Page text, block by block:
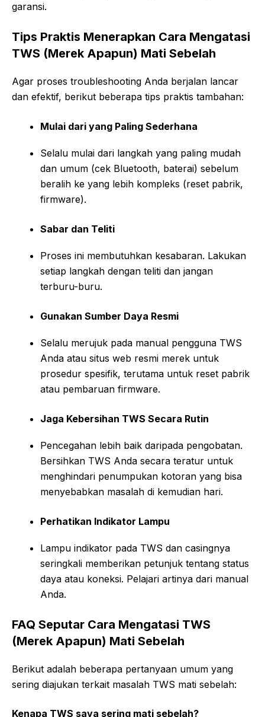
garansi.
Tips Praktis Menerapkan Cara Mengatasi
TWS (Merek Apapun) Mati Sebelah
Agar proses troubleshooting Anda berjalan lancar
dan efektif, berikut beberapa tips praktis tambahan:
Mulai dari yang Paling Sederhana
Selalu mulai dari langkah yang paling mudah
dan umum (cek Bluetooth, baterai) sebelum
beralih ke yang lebih kompleks (reset pabrik,
firmware).
Sabar dan Teliti
Proses ini membutuhkan kesabaran. Lakukan
setiap langkah dengan teliti dan jangan
terburu-buru.
Gunakan Sumber Daya Resmi
Selalu merujuk pada manual pengguna TWS
Anda atau situs web resmi merek untuk
prosedur spesifik, terutama untuk reset pabrik
atau pembaruan firmware.
Jaga Kebersihan TWS Secara Rutin
Pencegahan lebih baik daripada pengobatan.
Bersihkan TWS Anda secara teratur untuk
menghindari penumpukan kotoran yang bisa
menyebabkan masalah di kemudian hari.
Perhatikan Indikator Lampu
Lampu indikator pada TWS dan casingnya
seringkali memberikan petunjuk tentang status
daya atau koneksi. Pelajari artinya dari manual
Anda.
FAQ Seputar Cara Mengatasi TWS
(Merek Apapun) Mati Sebelah
Berikut adalah beberapa pertanyaan umum yang
sering diajukan terkait masalah TWS mati sebelah:
Kenapa TWS saya sering mati sebelah?